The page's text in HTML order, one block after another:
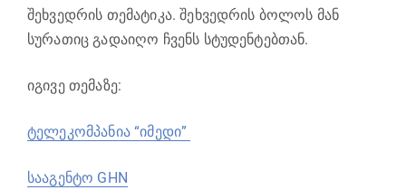
შეხვედრის თემატიკა. შეხვედრის ბოლოს მან
სურათიც გადაიღო ჩვენს სტუდენტებთან.
იგივე თემაზე:
ტელეკომპანია “იმედი”
სააგენტო GHN